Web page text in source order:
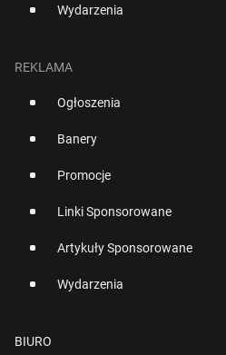
Wydarzenia
REKLAMA
Ogłoszenia
Banery
Promocje
Linki Sponsorowane
Artykuły Sponsorowane
Wydarzenia
BIURO